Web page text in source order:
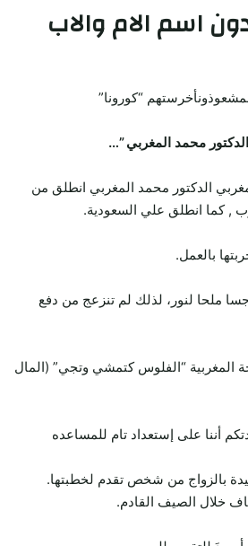
اسم الام والاب
“كورونا”
محمد المغربي ”…
الدكتور محمد المغربي انطلق من
, كما انطلق علي السعودية.
بالعمل.
ملحا لنور، لذلك لم تنزعج من دفع
المغربية “الفلوس كتمشي وتجي” (المال
أننا على إستعداد تام للمساعده
بالزواج من شخص تقدم لخطبتها.
خلال الصيف القادم.